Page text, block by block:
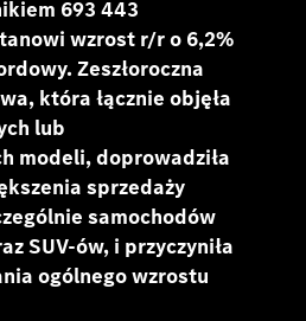
693 443
wzrost r/r o 6,2%
Zeszłoroczna
która łącznie objęła
lub
modeli, doprowadziła
sprzedaży
samochodów
SUV-ów, i przyczyniła
ogólnego wzrostu